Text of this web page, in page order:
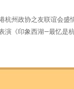
杭州政协之友联谊会
演《印象西湖—最忆是